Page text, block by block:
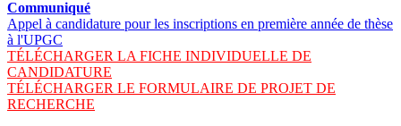
Communiqué
Appel à candidature pour les inscriptions en première année de thèse
à l'UPGC
TÉLÉCHARGER LA FICHE INDIVIDUELLE DE
CANDIDATURE
TÉLÉCHARGER LE FORMULAIRE DE PROJET DE
RECHERCHE